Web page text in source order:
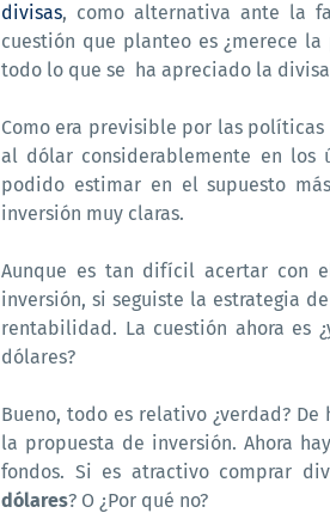
divisas, como alternativa ante la
cuestión que planteo es ¿merece
todo lo que se ha apreciado la
Como era previsible por las
al dólar considerablemente en los
podido estimar en el supuesto
inversión muy claras.
Aunque es tan difícil acertar con
inversión, si seguiste la estrategia
rentabilidad. La cuestión ahora es
dólares?
Bueno, todo es relativo ¿verdad?
la propuesta de inversión. Ahora
fondos. Si es atractivo comprar
dólares? O ¿Por qué no?